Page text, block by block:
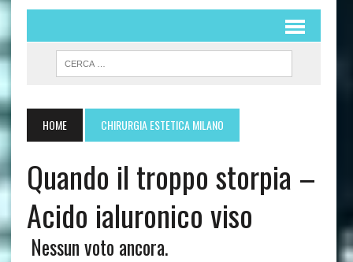
HOME CHIRURGIA ESTETICA MILANO
Quando il troppo storpia –
Acido ialuronico viso
Nessun voto ancora.